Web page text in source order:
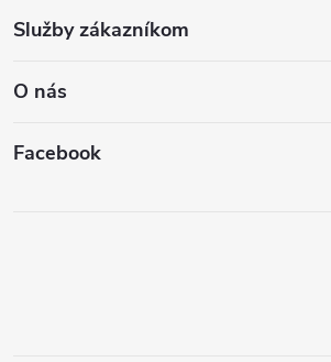
Služby zákazníkom
O nás
Facebook